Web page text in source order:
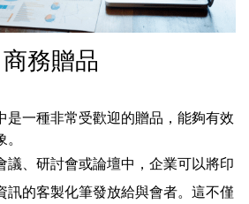
商務贈品
是一種非常受歡迎的贈品，能夠有效
議、研討會或論壇中，企業可以將印
訊的客製化筆發放給與會者。這不僅